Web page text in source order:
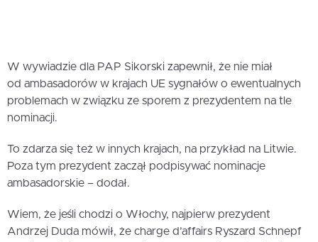
W wywiadzie dla PAP Sikorski zapewnił, że nie miał
od ambasadorów w krajach UE sygnałów o ewentualnych
problemach w związku ze sporem z prezydentem na tle
nominacji.
To zdarza się też w innych krajach, na przykład na Litwie.
Poza tym prezydent zaczął podpisywać nominacje
ambasadorskie – dodał.
Wiem, że jeśli chodzi o Włochy, najpierw prezydent
Andrzej Duda mówił, że charge d’affairs Ryszard Schnepf